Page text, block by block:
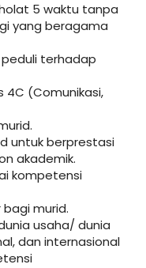
5 waktu tanpa
yang beragama
peduli terhadap
4C (Comunikasi,
untuk berprestasi
akademik.
kompetensi
murid.
usaha/ dunia
dan internasional